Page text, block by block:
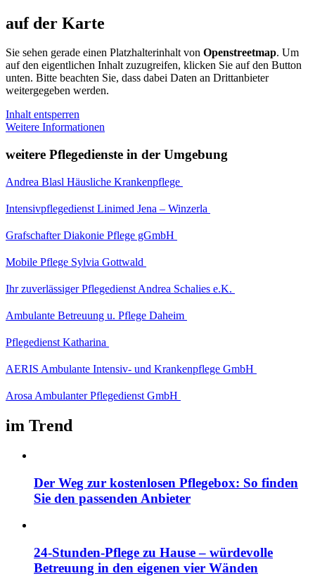
auf der Karte
Sie sehen gerade einen Platzhalterinhalt von Openstreetmap. Um
auf den eigentlichen Inhalt zuzugreifen, klicken Sie auf den Button
unten. Bitte beachten Sie, dass dabei Daten an Drittanbieter
weitergegeben werden.
Inhalt entsperren
Weitere Informationen
weitere Pflegedienste in der Umgebung
Andrea Blasl Häusliche Krankenpflege
Intensivpflegedienst Linimed Jena – Winzerla
Grafschafter Diakonie Pflege gGmbH
Mobile Pflege Sylvia Gottwald
Ihr zuverlässiger Pflegedienst Andrea Schalies e.K.
Ambulante Betreuung u. Pflege Daheim
Pflegedienst Katharina
AERIS Ambulante Intensiv- und Krankenpflege GmbH
Arosa Ambulanter Pflegedienst GmbH
im Trend
Der Weg zur kostenlosen Pflegebox: So finden
Sie den passenden Anbieter
24-Stunden-Pflege zu Hause – würdevolle
Betreuung in den eigenen vier Wänden